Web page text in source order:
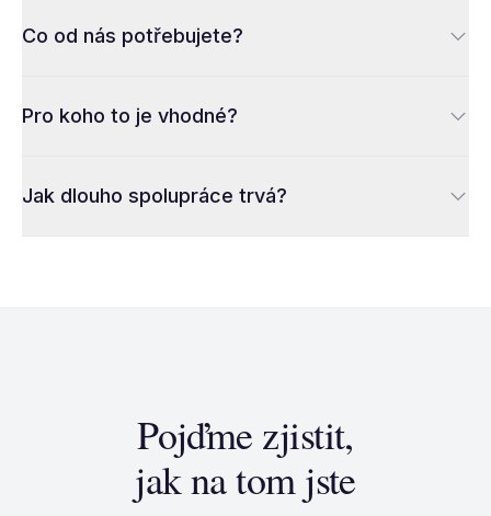
Co od nás potřebujete?
Pro koho to je vhodné?
Jak dlouho spolupráce trvá?
Pojďme zjistit,
jak na tom jste